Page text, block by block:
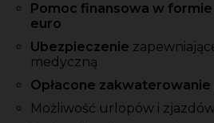
Pomoc finansowa w
euro
Ubezpieczenie
medyczną
Opłacone zakwaterowanie
Możliwość urlopów i